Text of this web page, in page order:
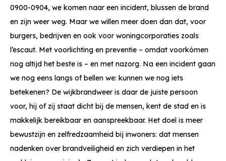
0900-0904, we komen naar een incident, blussen de brand
en zijn weer weg. Maar we willen meer doen dan dat, voor
burgers, bedrijven en ook voor woningcorporaties zoals
l’escaut. Met voorlichting en preventie – omdat voorkómen
nog altijd het beste is – en met nazorg. Na een incident gaan
we nog eens langs of bellen we: kunnen we nog iets
betekenen? De wijkbrandweer is daar de juiste persoon
voor, hij of zij staat dicht bij de mensen, kent de stad en is
makkelijk bereikbaar en aanspreekbaar. Het doel is meer
bewustzijn en zelfredzaamheid bij inwoners: dat mensen
nadenken over brandveiligheid en zich verdiepen in het